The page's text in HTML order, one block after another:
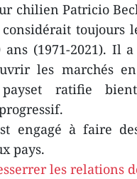
chilien Patricio
toujours
(1971-2021). Il
les marchés
ratifie
engagé à faire
pays.